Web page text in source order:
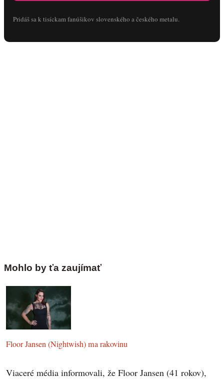
Pridáš sa k tisíckam fanúšikov slovenského a českého metalu.
Mohlo by ťa zaujímať
Floor Jansen (Nightwish) ma rakovinu
Viaceré média informovali, že Floor Jansen (41 rokov),